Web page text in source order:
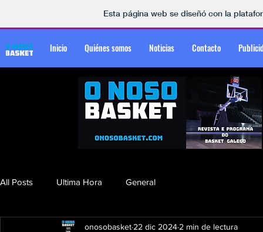
Esta página web se diseñó con la
Inicio Quiénes somos Noticias Contacto
All Posts Ultima Hora General
onosobasket 22 dic 2024 2 min de lectura